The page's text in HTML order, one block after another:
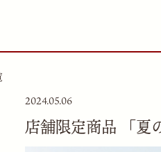
2024.05.06
店舗限定商品 「夏